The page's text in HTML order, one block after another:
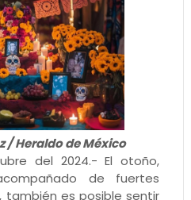
/ Heraldo de México
del 2024.- El otoño,
de fuertes
también es posible sentir